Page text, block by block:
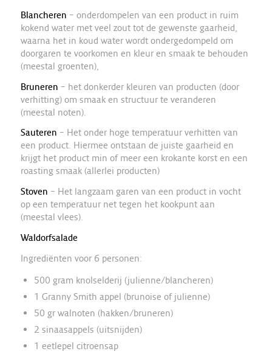
Blancheren – onderdompelen van een product in ruim
kokend water met veel zout tot de gewenste gaarheid,
waarna het in koud water wordt ondergedompeld om
doorgaren te voorkomen en kleur en smaak te behouden
(meestal groenten),
Bruneren – het donkerder kleuren van producten (door
verhitting) om smaak en structuur te veranderen
(meestal noten).
Sauteren – Het onder hoge temperatuur verhitten van
een product. Hiermee ontstaan de juiste gaarheid en
krijgt het product min of meer een krokante korst en een
roasting smaak (allerlei producten)
Stoven – Het langzaam garen van een product in vocht
op een temperatuur net tegen het kookpunt aan
(meestal vlees).
Waldorfsalade
Ingrediënten voor 6 personen:
500 gram knolselderij (julienne/blancheren)
1 Granny Smith appel (brunoise of julienne)
50 gr walnoten (hakken/bruneren)
2 sinaasappels (uitsnijden)
1 eetlepel citroensap